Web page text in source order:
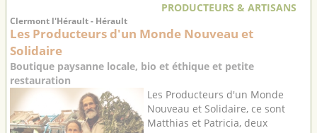
PRODUCTEURS & ARTISANS
Clermont l'Hérault - Hérault
Les Producteurs d'un Monde Nouveau et
Solidaire
Boutique paysanne locale, bio et éthique et petite
restauration
Les Producteurs d'un Monde
Nouveau et Solidaire, ce sont
Matthias et Patricia, deux